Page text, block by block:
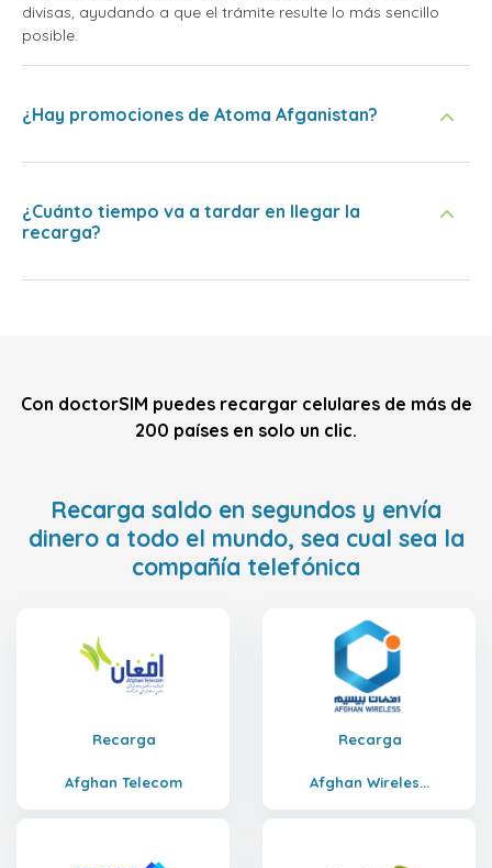
divisas, ayudando a que el trámite resulte lo más sencillo
posible.
¿Hay promociones de Atoma Afganistan?
¿Cuánto tiempo va a tardar en llegar la
recarga?
Con doctorSIM puedes recargar celulares de más de
200 países en solo un clic.
Recarga saldo en segundos y envía
dinero a todo el mundo, sea cual sea la
compañía telefónica
Recarga
Afghan Telecom
Recarga
Afghan Wireles...